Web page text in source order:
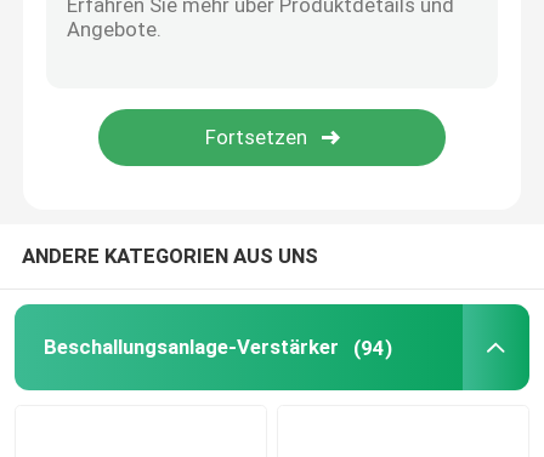
Drahtlose Konferenz-Systeme
ANDERE KATEGORIEN AUS UNS
Beschallungsanlage-Verstärker (94)